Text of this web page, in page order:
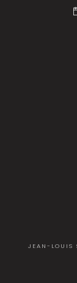
JEAN-LOUIS